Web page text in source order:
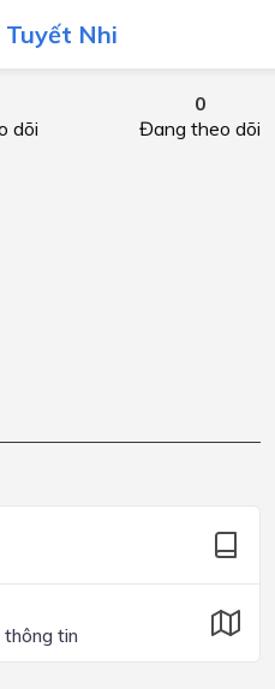
Tuyết Nhi
dõi
0
Đang theo dõi
thông tin